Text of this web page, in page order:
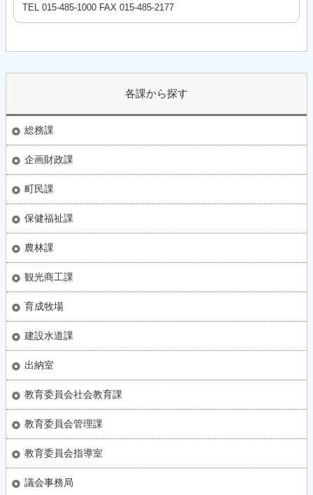
TEL 015-485-1000 FAX 015-485-2177
各課から探す
総務課
企画財政課
町民課
保健福祉課
農林課
観光商工課
育成牧場
建設水道課
出納室
教育委員会社会教育課
教育委員会管理課
教育委員会指導室
議会事務局